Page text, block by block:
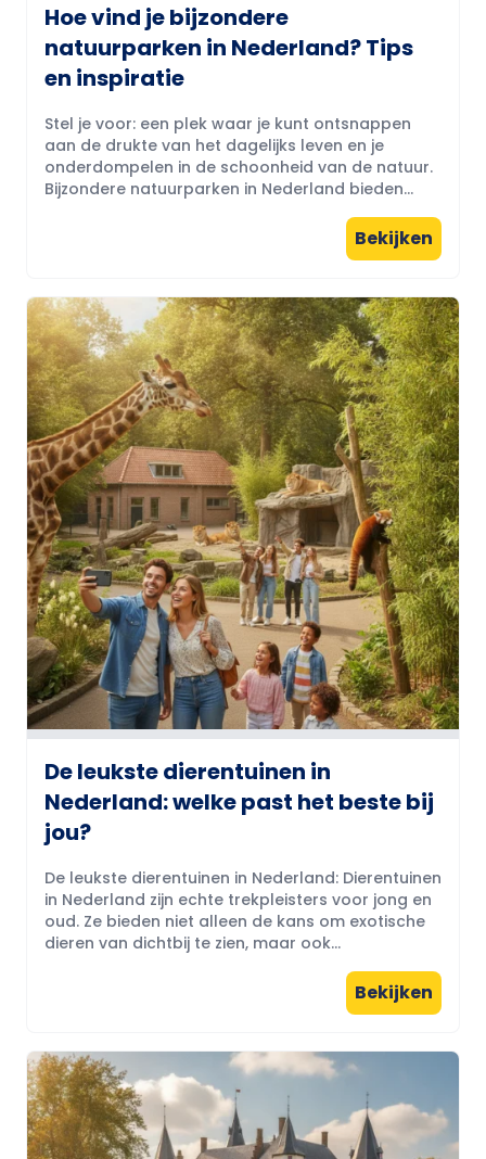
Hoe vind je bijzondere
natuurparken in Nederland? Tips
en inspiratie
Stel je voor: een plek waar je kunt ontsnappen
aan de drukte van het dagelijks leven en je
onderdompelen in de schoonheid van de natuur.
Bijzondere natuurparken in Nederland bieden...
Bekijken
De leukste dierentuinen in
Nederland: welke past het beste bij
jou?
De leukste dierentuinen in Nederland: Dierentuinen
in Nederland zijn echte trekpleisters voor jong en
oud. Ze bieden niet alleen de kans om exotische
dieren van dichtbij te zien, maar ook...
Bekijken